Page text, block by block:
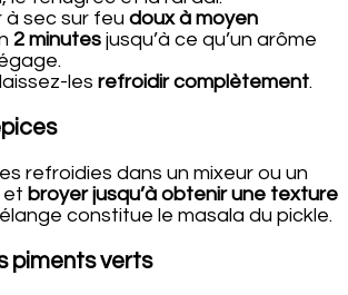
à sec sur feu doux à moyen
2 minutes jusqu’à ce qu’un arôme
les refroidir complètement.
refroidies dans un mixeur ou un
et broyer jusqu’à obtenir une texture
constitue le masala du pickle.
piments verts